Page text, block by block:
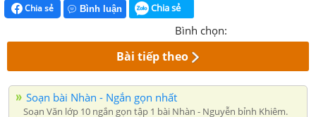
Chia sẻ Bình luận Chia sẻ
Bình chọn:
Bài tiếp theo
Soạn bài Nhàn - Ngắn gọn nhất
Soạn Văn lớp 10 ngắn gọn tập 1 bài Nhàn - Nguyễn bỉnh Khiêm.